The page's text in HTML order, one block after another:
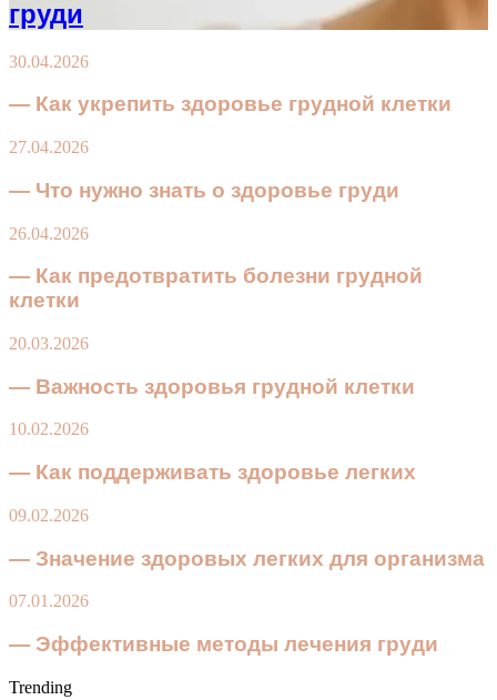
груди
30.04.2026
— Как укрепить здоровье грудной клетки
27.04.2026
— Что нужно знать о здоровье груди
26.04.2026
— Как предотвратить болезни грудной
клетки
20.03.2026
— Важность здоровья грудной клетки
10.02.2026
— Как поддерживать здоровье легких
09.02.2026
— Значение здоровых легких для организма
07.01.2026
— Эффективные методы лечения груди
Trending